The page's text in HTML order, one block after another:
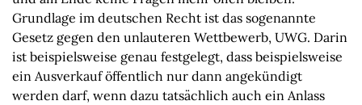
Grundlage im deutschen Recht ist das sogenannte
Gesetz gegen den unlauteren Wettbewerb, UWG. Darin
ist beispielsweise genau festgelegt, dass beispielsweise
ein Ausverkauf öffentlich nur dann angekündigt
werden darf, wenn dazu tatsächlich auch ein Anlass